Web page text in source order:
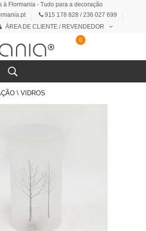
à Flormania - Tudo para a decoração
915 178 828 / 236 027 699
ÁREA DE CLIENTE / REVENDEDOR
0
\ VIDROS